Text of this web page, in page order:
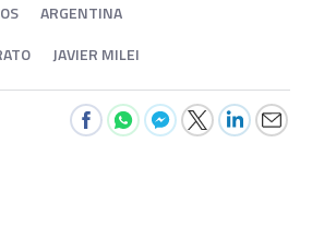
ARGENTINA
JAVIER MILEI